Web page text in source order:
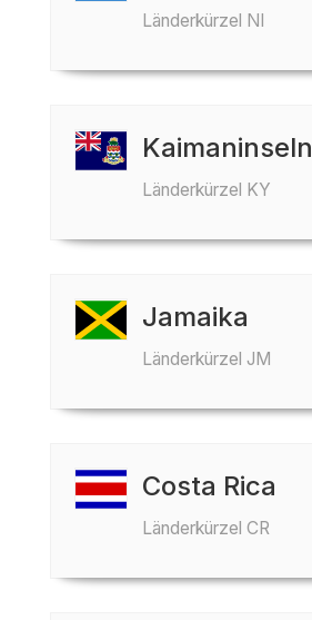
Länderkürzel NI
Kaimaninseln
Länderkürzel KY
Jamaika
Länderkürzel JM
Costa Rica
Länderkürzel CR